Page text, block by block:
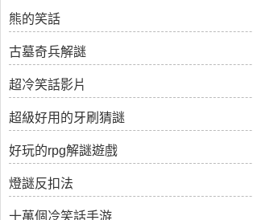
熊的笑話
古墓奇兵解謎
超冷笑話影片
超級好用的牙刷猜謎
好玩的rpg解謎遊戲
燈謎反扣法
十萬個冷笑話手游